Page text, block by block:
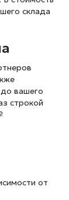
склада
вашего
строкой
от